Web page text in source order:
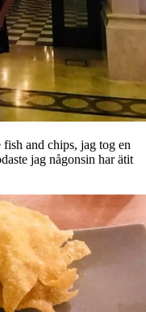
and chips, jag tog en
jag någonsin har ätit